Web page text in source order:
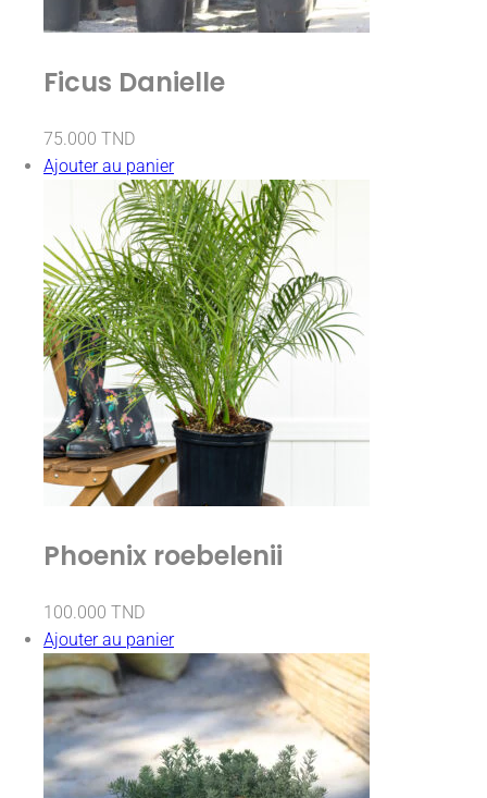
Ficus Danielle
75.000 TND
Ajouter au panier
Phoenix roebelenii
100.000 TND
Ajouter au panier